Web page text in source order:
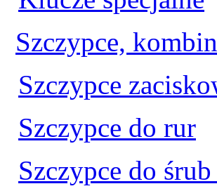
Szczypce,
Szczypce
Szczypce do rur
Szczypce do